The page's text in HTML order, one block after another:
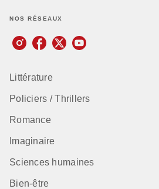
NOS RÉSEAUX
Littérature
Policiers / Thrillers
Romance
Imaginaire
Sciences humaines
Bien-être